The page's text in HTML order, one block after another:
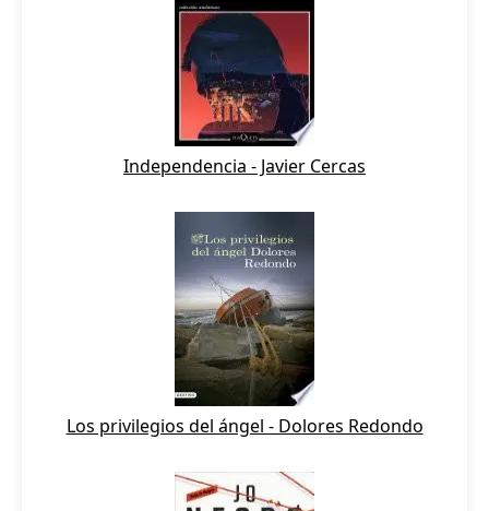
Independencia - Javier Cercas
Los privilegios del ángel - Dolores Redondo